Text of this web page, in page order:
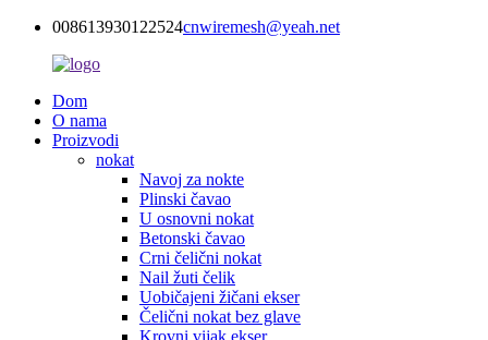
008613930122524cnwiremesh@yeah.net
Dom
O nama
Proizvodi
nokat
Navoj za nokte
Plinski čavao
U osnovni nokat
Betonski čavao
Crni čelični nokat
Nail žuti čelik
Uobičajeni žičani ekser
Čelični nokat bez glave
Krovni vijak ekser